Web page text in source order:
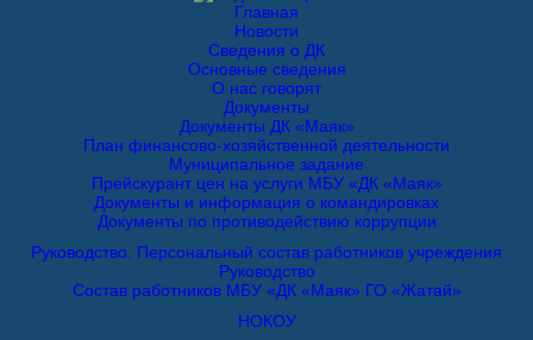
Главная
Новости
Сведения о ДК
Основные сведения
О нас говорят
Документы
Документы ДК «Маяк»
План финансово-хозяйственной деятельности
Муниципальное задание
Прейскурант цен на услуги МБУ «ДК «Маяк»
Документы и информация о командировках
Документы по противодействию коррупции
Руководство. Персональный состав работников учреждения
Руководство
Состав работников МБУ «ДК «Маяк» ГО «Жатай»
НОКОУ